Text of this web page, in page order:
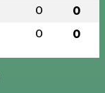
0 0
0 0